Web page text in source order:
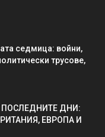
седмица: войни,
трусове,
ДНИ:
ЕВРОПА И